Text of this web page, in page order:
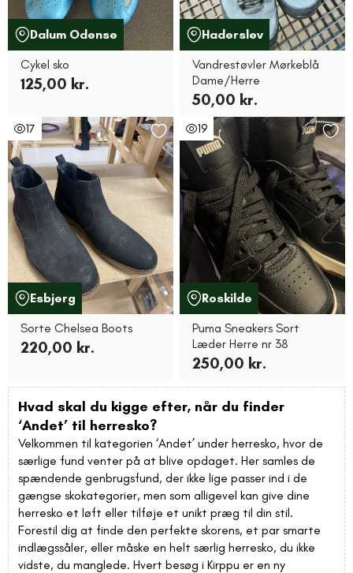
Dalum Odense
Cykel sko
125,00 kr.
Haderslev
Vandrestøvler Mørkeblå
Dame/Herre
50,00 kr.
17
Esbjerg
Sorte Chelsea Boots
220,00 kr.
19
Roskilde
Puma Sneakers Sort
Læder Herre nr 38
250,00 kr.
Hvad skal du kigge efter, når du finder
‘Andet’ til herresko?
Velkommen til kategorien ‘Andet’ under herresko, hvor de
særlige fund venter på at blive opdaget. Her samles de
spændende genbrugsfund, der ikke lige passer ind i de
gængse skokategorier, men som alligevel kan give dine
herresko et løft eller tilføje et unikt præg til din stil.
Forestil dig at finde den perfekte skorens, et par smarte
indlægssåler, eller måske en helt særlig herresko, du ikke
vidste, du manglede. Hvert besøg i Kirppu er en ny